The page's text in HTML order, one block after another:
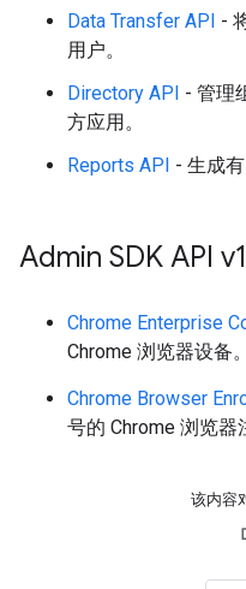
Data Transfer API -
用户。
Directory API - 管理
方应用。
Reports API - 生成
Admin SDK API v1
Chrome Enterprise
Chrome 浏览器设备。
Chrome Browser
号的 Chrome 浏览器
该内容